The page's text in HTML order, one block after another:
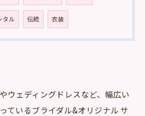
タル 伝統 衣装
ウェディングドレスなど、幅広い
ているブライダル&オリジナル サ